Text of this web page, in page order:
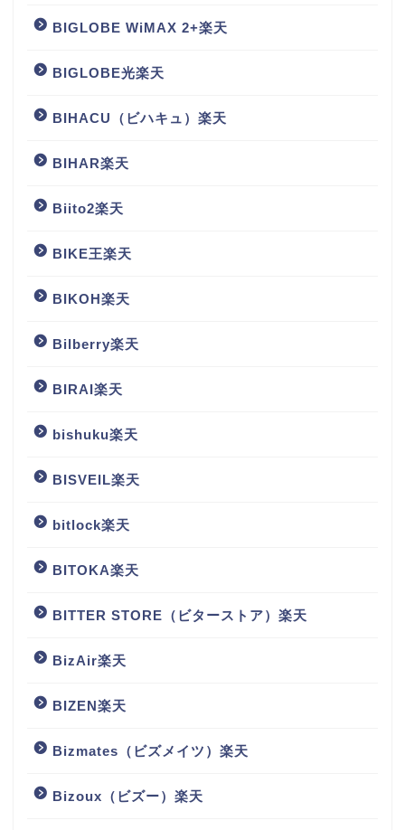
BIGLOBE WiMAX 2+楽天
BIGLOBE光楽天
BIHACU（ビハキュ）楽天
BIHAR楽天
Biito2楽天
BIKE王楽天
BIKOH楽天
Bilberry楽天
BIRAI楽天
bishuku楽天
BISVEIL楽天
bitlock楽天
BITOKA楽天
BITTER STORE（ビターストア）楽天
BizAir楽天
BIZEN楽天
Bizmates（ビズメイツ）楽天
Bizoux（ビズー）楽天